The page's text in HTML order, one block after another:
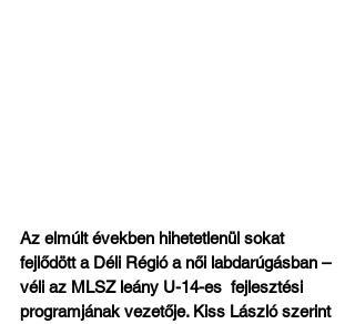
Az elmúlt években hihetetlenül sokat
fejlődött a Déli Régió a női labdarúgásban –
véli az MLSZ leány U-14-es  fejlesztési
programjának vezetője. Kiss László szerint